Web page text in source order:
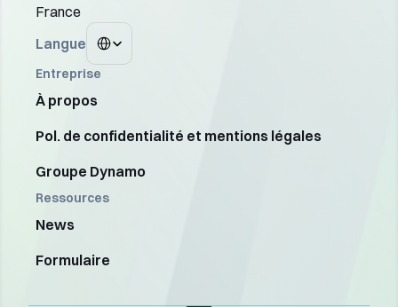
France
Langue
Select Language
Entreprise
À propos
Pol. de confidentialité et mentions légales
Groupe Dynamo
Ressources
News
Formulaire